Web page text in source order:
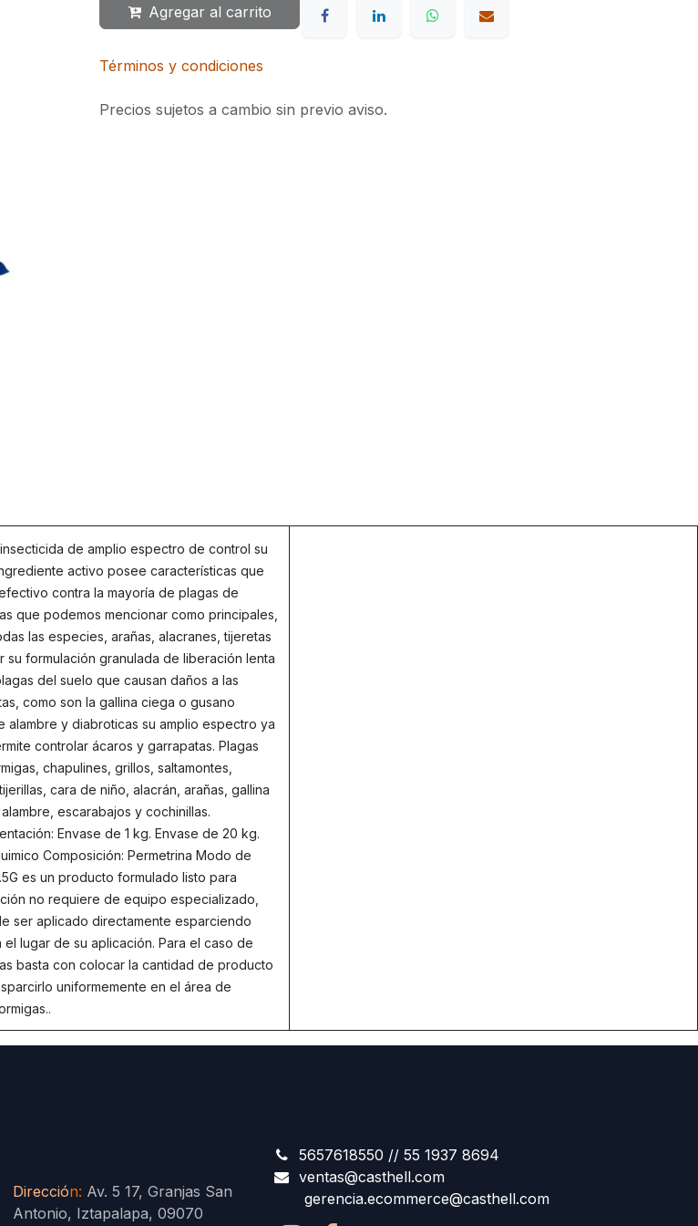
Agregar al carrito
Términos y condiciones
Precios sujetos a cambio sin previo aviso.
de amplio espectro de control su
activo posee características que
contra la mayoría de plagas de
que podemos mencionar como principales,
las especies, arañas, alacranes, tijeretas
su formulación granulada de liberación lenta
del suelo que causan daños a las
como son la gallina ciega o gusano
alambre y diabroticas su amplio espectro ya
controlar ácaros y garrapatas. Plagas
chapulines, grillos, saltamontes,
cara de niño, alacrán, arañas, gallina
escarabajos y cochinillas.
Envase de 1 kg. Envase de 20 kg.
Composición: Permetrina Modo de
es un producto formulado listo para
no requiere de equipo especializado,
ser aplicado directamente esparciendo
el lugar de su aplicación. Para el caso de
basta con colocar la cantidad de producto
uniformemente en el área de
Dirección: Av. 5 17, Granjas San
Antonio, Iztapalapa, 09070
5657618550 // 55 1937 8694
ventas@casthell.com
gerencia.ecommerce@casthell.com